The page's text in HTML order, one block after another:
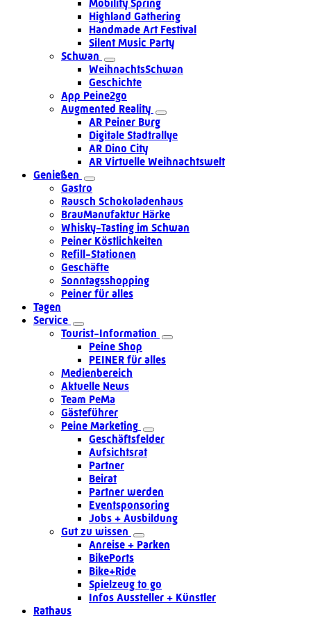
Mobility Spring
Highland Gathering
Handmade Art Festival
Silent Music Party
Schwan
WeihnachtsSchwan
Geschichte
App Peine2go
Augmented Reality
AR Peiner Burg
Digitale Stadtrallye
AR Dino City
AR Virtuelle Weihnachtswelt
Genießen
Gastro
Rausch Schokoladenhaus
BrauManufaktur Härke
Whisky-Tasting im Schwan
Peiner Köstlichkeiten
Refill-Stationen
Geschäfte
Sonntagsshopping
Peiner für alles
Tagen
Service
Tourist-Information
Peine Shop
PEINER für alles
Medienbereich
Aktuelle News
Team PeMa
Gästeführer
Peine Marketing
Geschäftsfelder
Aufsichtsrat
Partner
Beirat
Partner werden
Eventsponsoring
Jobs + Ausbildung
Gut zu wissen
Anreise + Parken
BikePorts
Bike+Ride
Spielzeug to go
Infos Aussteller + Künstler
Rathaus